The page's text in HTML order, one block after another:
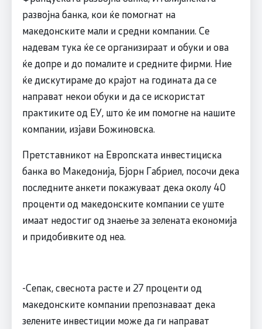
развојна банка, кои ќе помогнат на
македонските мали и средни компании. Се
надевам тука ќе се организираат и обуки и ова
ќе допре и до помалите и средните фирми. Ние
ќе дискутираме до крајот на годината да се
направат некои обуки и да се искористат
практиките од ЕУ, што ќе им помогне на нашите
компании, изјави Божиновска.
Претставникот на Европската инвестициска
банка во Македонија, Бјорн Габриел, посочи дека
последните анкети покажуваат дека околу 40
проценти од македонските компании се уште
имаат недостиг од знаење за зелената економија
и придобивките од неа.
-Сепак, свеснота расте и 27 проценти од
македонските компании препознаваат дека
зелените инвестиции може да ги направат